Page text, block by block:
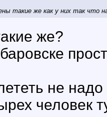
такие же как у них так
же?
не
человек